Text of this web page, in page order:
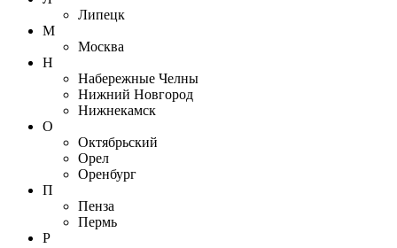
Липецк
М
Москва
Н
Набережные Челны
Нижний Новгород
Нижнекамск
О
Октябрьский
Орел
Оренбург
П
Пенза
Пермь
Р